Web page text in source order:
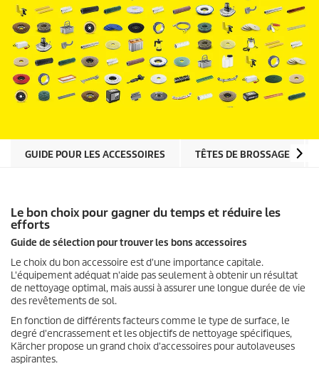
GUIDE POUR LES ACCESSOIRES TÊTES DE BROSSAGE
Le bon choix pour gagner du temps et réduire les
efforts
Guide de sélection pour trouver les bons accessoires
Le choix du bon accessoire est d'une importance capitale.
L'équipement adéquat n'aide pas seulement à obtenir un résultat
de nettoyage optimal, mais aussi à assurer une longue durée de vie
des revêtements de sol.
En fonction de différents facteurs comme le type de surface, le
degré d'encrassement et les objectifs de nettoyage spécifiques,
Kärcher propose un grand choix d'accessoires pour autolaveuses
aspirantes.